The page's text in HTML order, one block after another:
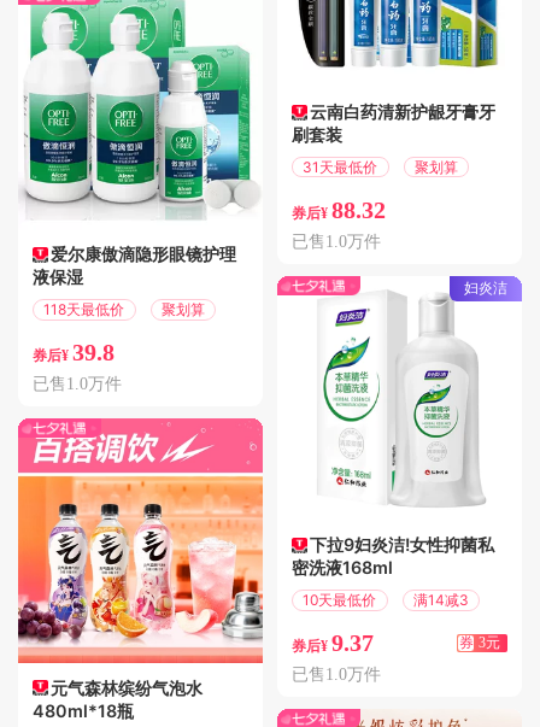
爱尔康傲滴隐形眼镜护理
液保湿
118天最低价 聚划算
券后¥ 39.8
已售1.0万件
元气森林缤纷气泡水
480ml*18瓶
云南白药清新护龈牙膏牙
刷套装
31天最低价 聚划算
券后¥ 88.32
已售1.0万件
妇炎洁
下拉9妇炎洁!女性抑菌私
密洗液168ml
10天最低价 满14减3
券后¥ 9.37 券 3元
已售1.0万件